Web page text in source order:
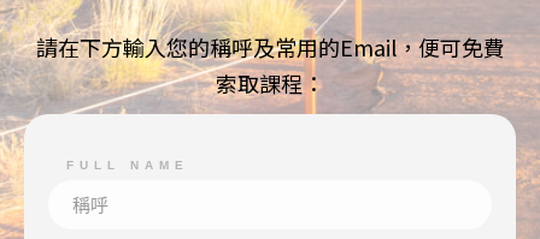
請在下方輸入您的稱呼及常用的Email，便可免費
索取課程：
FULL NAME